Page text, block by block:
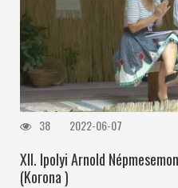
38 2022-06-07
XII. Ipolyi Arnold
(Korona )